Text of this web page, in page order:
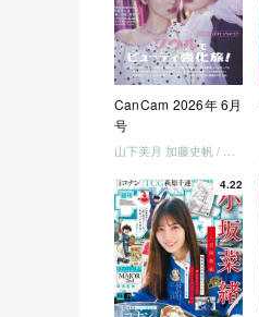
CanCam 2026年 6月
号
4.22